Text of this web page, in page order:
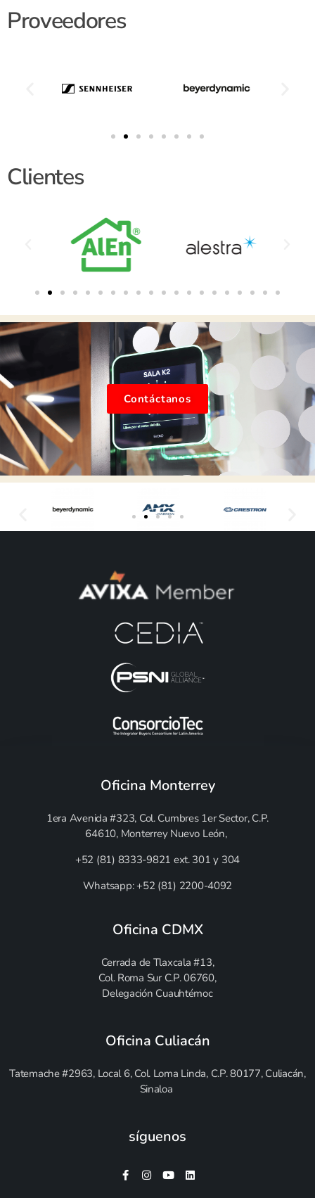
Proveedores
Clientes
Contáctanos
Oficina Monterrey
1era Avenida #323, Col. Cumbres 1er Sector, C.P.
64610, Monterrey Nuevo León,
+52 (81) 8333-9821 ext. 301 y 304
Whatsapp: +52 (81) 2200-4092
Oficina CDMX
Cerrada de Tlaxcala #13,
Col. Roma Sur C.P. 06760,
Delegación Cuauhtémoc
Oficina Culiacán
Tatemache #2963, Local 6, Col. Loma Linda, C.P. 80177, Culiacán,
Sinaloa
síguenos